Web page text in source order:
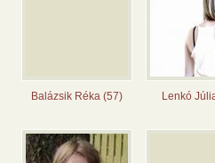
Balázsik Réka (57) Lenkó